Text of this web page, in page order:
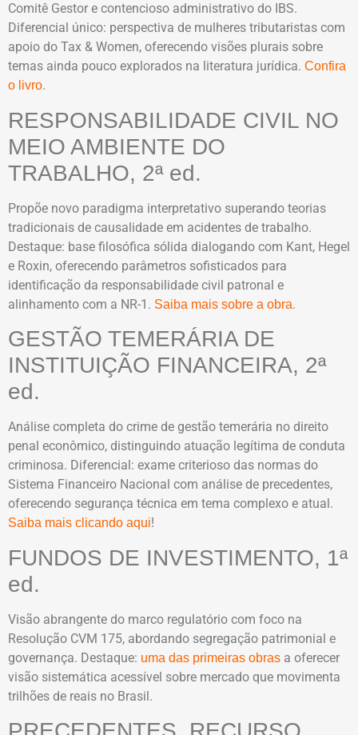
Comitê Gestor e contencioso administrativo do IBS.
Diferencial único: perspectiva de mulheres tributaristas com
apoio do Tax & Women, oferecendo visões plurais sobre
temas ainda pouco explorados na literatura jurídica. Confira
o livro.
RESPONSABILIDADE CIVIL NO
MEIO AMBIENTE DO
TRABALHO, 2ª ed.
Propõe novo paradigma interpretativo superando teorias
tradicionais de causalidade em acidentes de trabalho.
Destaque: base filosófica sólida dialogando com Kant, Hegel
e Roxin, oferecendo parâmetros sofisticados para
identificação da responsabilidade civil patronal e
alinhamento com a NR-1. Saiba mais sobre a obra.
GESTÃO TEMERÁRIA DE
INSTITUIÇÃO FINANCEIRA, 2ª
ed.
Análise completa do crime de gestão temerária no direito
penal econômico, distinguindo atuação legítima de conduta
criminosa. Diferencial: exame criterioso das normas do
Sistema Financeiro Nacional com análise de precedentes,
oferecendo segurança técnica em tema complexo e atual.
Saiba mais clicando aqui!
FUNDOS DE INVESTIMENTO, 1ª
ed.
Visão abrangente do marco regulatório com foco na
Resolução CVM 175, abordando segregação patrimonial e
governança. Destaque: uma das primeiras obras a oferecer
visão sistemática acessível sobre mercado que movimenta
trilhões de reais no Brasil.